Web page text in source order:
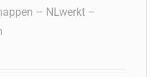
– NLwerkt –